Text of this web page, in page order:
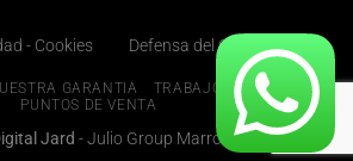
- Cookies Defensa del Consumidor
GARANTIA
TRABAJOS REALIZADOS
PUNTOS DE VENTA
Jard - Julio Group Marroquineros S.A.